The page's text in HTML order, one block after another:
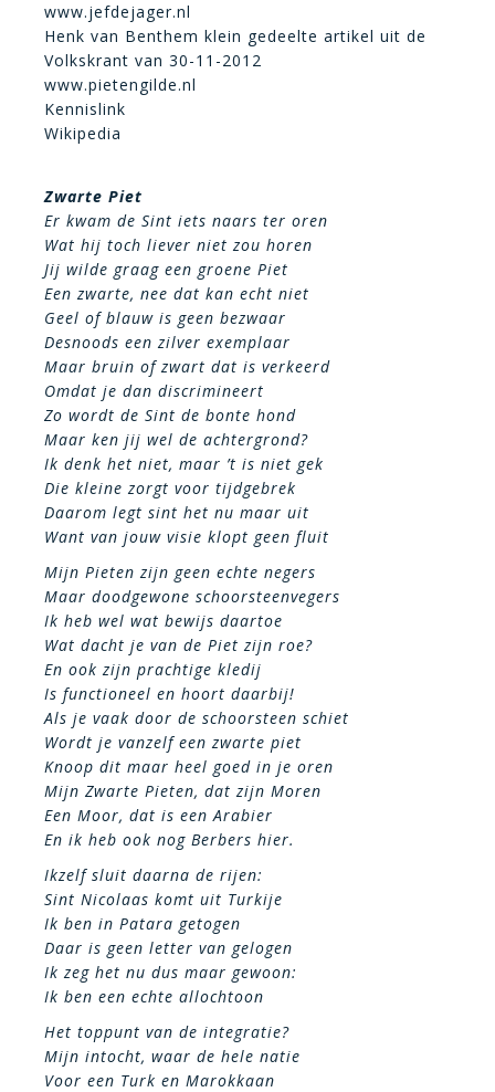
www.jefdejager.nl
Henk van Benthem klein gedeelte artikel uit de
Volkskrant van 30-11-2012
www.pietengilde.nl
Kennislink
Wikipedia
Zwarte Piet
Er kwam de Sint iets naars ter oren
Wat hij toch liever niet zou horen
Jij wilde graag een groene Piet
Een zwarte, nee dat kan echt niet
Geel of blauw is geen bezwaar
Desnoods een zilver exemplaar
Maar bruin of zwart dat is verkeerd
Omdat je dan discrimineert
Zo wordt de Sint de bonte hond
Maar ken jij wel de achtergrond?
Ik denk het niet, maar ’t is niet gek
Die kleine zorgt voor tijdgebrek
Daarom legt sint het nu maar uit
Want van jouw visie klopt geen fluit
Mijn Pieten zijn geen echte negers
Maar doodgewone schoorsteenvegers
Ik heb wel wat bewijs daartoe
Wat dacht je van de Piet zijn roe?
En ook zijn prachtige kledij
Is functioneel en hoort daarbij!
Als je vaak door de schoorsteen schiet
Wordt je vanzelf een zwarte piet
Knoop dit maar heel goed in je oren
Mijn Zwarte Pieten, dat zijn Moren
Een Moor, dat is een Arabier
En ik heb ook nog Berbers hier.
Ikzelf sluit daarna de rijen:
Sint Nicolaas komt uit Turkije
Ik ben in Patara getogen
Daar is geen letter van gelogen
Ik zeg het nu dus maar gewoon:
Ik ben een echte allochtoon
Het toppunt van de integratie?
Mijn intocht, waar de hele natie
Voor een Turk en Marokkaan